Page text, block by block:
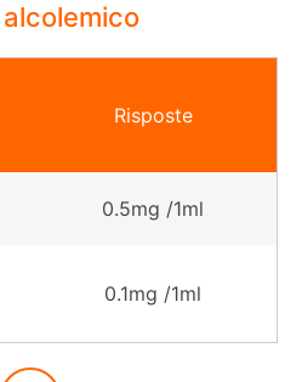
Risposte
0.5mg /1ml
0.1mg /1ml